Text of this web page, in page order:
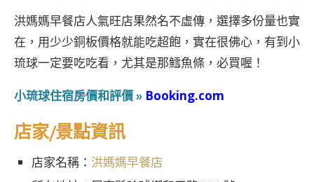
洪媽媽早餐店人氣旺店果然名不虛傳，選擇多份量也實
在，用少少銅板價格就能吃超飽，實在很佛心，有到小
琉球一定要吃吃看，尤其是那鱈魚條，必買喔！
小琉球住宿房價和評價 » Booking.com
店家/景點資訊
店家名稱： 洪媽媽早餐店